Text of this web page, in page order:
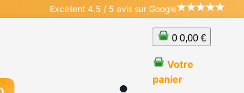
Excellent 4.5 / 5 avis sur Google
0 0,00 €
Votre
panier